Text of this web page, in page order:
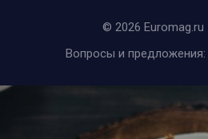
© 2026 Euromag.ru
Вопросы и предложения: